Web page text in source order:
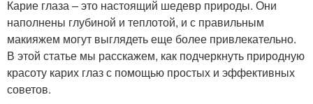
Карие глаза – это настоящий шедевр природы. Они
наполнены глубиной и теплотой, и с правильным
макияжем могут выглядеть еще более привлекательно.
В этой статье мы расскажем, как подчеркнуть природную
красоту карих глаз с помощью простых и эффективных
советов.